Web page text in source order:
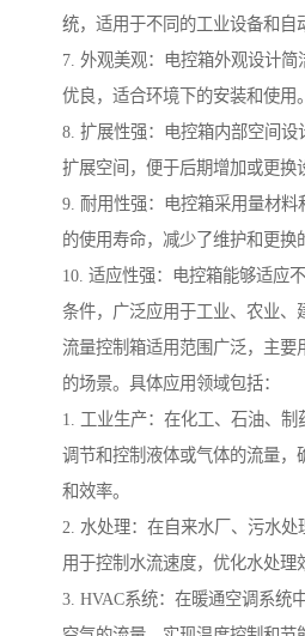
统，适用于不同的工业设备和自
7. 外观美观：电控箱外观设计
优良，适合环境下的安装和使用。
8. 扩展性强：电控箱内部空间设
扩展空间，便于后期增加或更换
9. 耐用性强：电控箱采用量材料
的使用寿命，减少了维护和更换
10. 适应性强：电控箱能够适应
条件，广泛应用于工业、农业、
流量控制箱适用范围广泛，主要
的场景。具体应用领域包括：
1. 工业生产：在化工、石油、
调节和控制液体或气体的流量，
和效率。
2. 水处理：在自来水厂、污水处
用于控制水流速度，优化水处理
3. HVAC系统：在暖通空调系统